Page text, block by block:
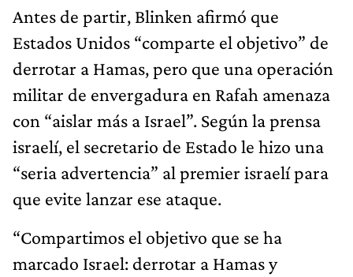
Antes de partir, Blinken afirmó que
Estados Unidos “comparte el objetivo” de
derrotar a Hamas, pero que una operación
militar de envergadura en Rafah amenaza
con “aislar más a Israel”. Según la prensa
israelí, el secretario de Estado le hizo una
“seria advertencia” al premier israelí para
que evite lanzar ese ataque.
“Compartimos el objetivo que se ha
marcado Israel: derrotar a Hamas y